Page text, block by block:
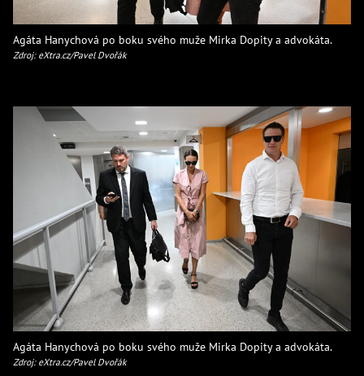
Agáta Hanychová po boku svého muže Mirka Dopity a advokáta.
Zdroj: eXtra.cz/Pavel Dvořák
Agáta Hanychová po boku svého muže Mirka Dopity a advokáta.
Zdroj: eXtra.cz/Pavel Dvořák